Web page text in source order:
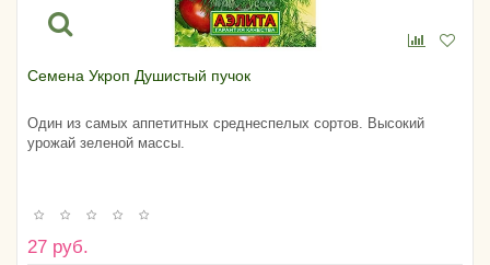
Семена Укроп Душистый пучок
Один из самых аппетитных среднеспелых сортов. Высокий
урожай зеленой массы.
27 руб.